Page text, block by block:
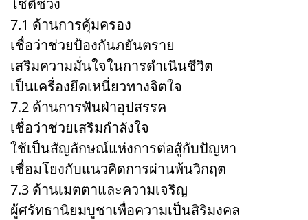
7.1 ด้านการคุ้มครอง
เชื่อว่าช่วยป้องกันภยันตราย
เสริมความมั่นใจในการดำเนินชีวิต
เป็นเครื่องยึดเหนี่ยวทางจิตใจ
7.2 ด้านการฟันฝ่าอุปสรรค
เชื่อว่าช่วยเสริมกำลังใจ
ใช้เป็นสัญลักษณ์แห่งการต่อสู้กับปัญหา
เชื่อมโยงกับแนวคิดการผ่านพ้นวิกฤต
7.3 ด้านเมตตาและความเจริญ
ผู้ศรัทธานิยมบูชาเพื่อความเป็นสิริมงคล